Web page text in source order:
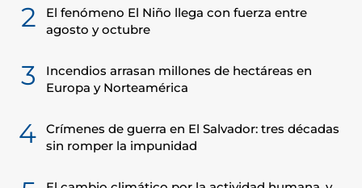
2
El fenómeno El Niño llega con fuerza entre
agosto y octubre
3
Incendios arrasan millones de hectáreas en
Europa y Norteamérica
4
Crímenes de guerra en El Salvador: tres décadas
sin romper la impunidad